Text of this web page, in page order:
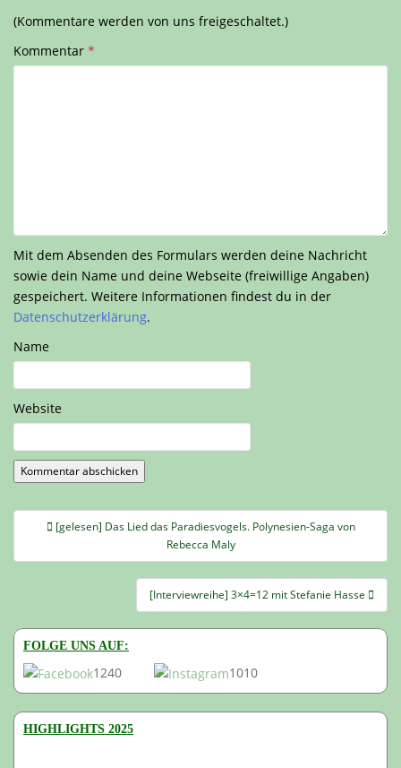
(Kommentare werden von uns freigeschaltet.)
Kommentar *
Mit dem Absenden des Formulars werden deine Nachricht
sowie dein Name und deine Webseite (freiwillige Angaben)
gespeichert. Weitere Informationen findest du in der
Datenschutzerklärung.
Name
Website
Beitragsnavigation
[gelesen] Das Lied das Paradiesvogels. Polynesien-Saga von
Rebecca Maly
[Interviewreihe] 3×4=12 mit Stefanie Hasse
FOLGE UNS AUF:
1240 1010
HIGHLIGHTS 2025